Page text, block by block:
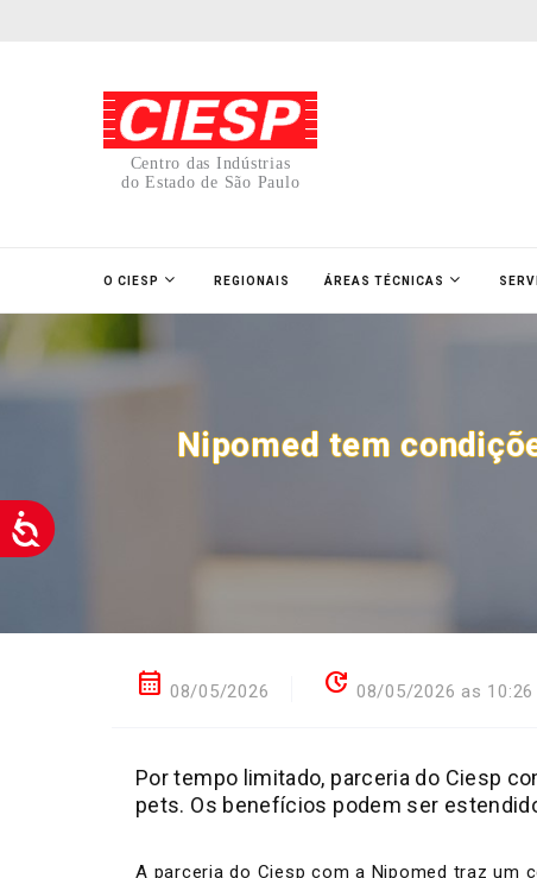
Centro das Indústrias
do Estado de São Paulo
O CIESP REGIONAIS ÁREAS TÉCNICAS
Nipomed tem
calendar_month 08/05/2026 update 08/05/2026 as 10:26
Por tempo limitado, parceria do Ciesp
pets. Os benefícios podem ser
A parceria do Ciesp com a Nipomed traz um